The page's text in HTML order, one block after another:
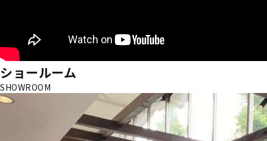
ショールーム
SHOWROOM